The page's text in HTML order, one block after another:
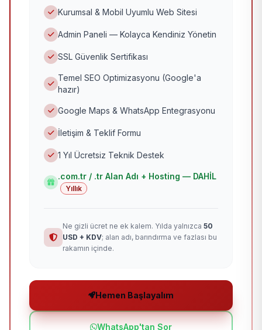
Kurumsal & Mobil Uyumlu Web Sitesi
Admin Paneli — Kolayca Kendiniz Yönetin
SSL Güvenlik Sertifikası
Temel SEO Optimizasyonu (Google'a
hazır)
Google Maps & WhatsApp Entegrasyonu
İletişim & Teklif Formu
1 Yıl Ücretsiz Teknik Destek
.com.tr / .tr Alan Adı + Hosting — DAHİL
Yıllık
Ne gizli ücret ne ek kalem. Yılda yalnızca 50
USD + KDV; alan adı, barındırma ve fazlası bu
rakamın içinde.
Hemen Başlayalım
WhatsApp'tan Sor